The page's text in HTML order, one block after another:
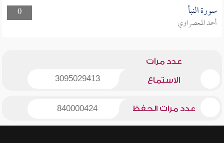
0
سورة النبأ
أحمد المعصراوي
عدد مرات
الاستماع 3095029413
عدد مرات الحفظ 840000424